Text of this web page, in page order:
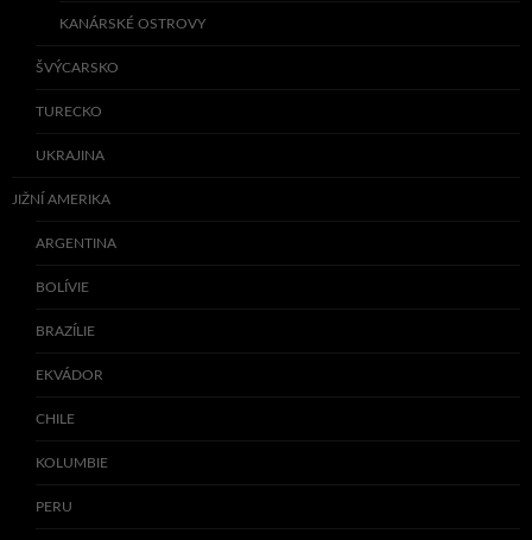
KANÁRSKÉ OSTROVY
ŠVÝCARSKO
TURECKO
UKRAJINA
JIŽNÍ AMERIKA
ARGENTINA
BOLÍVIE
BRAZÍLIE
EKVÁDOR
CHILE
KOLUMBIE
PERU